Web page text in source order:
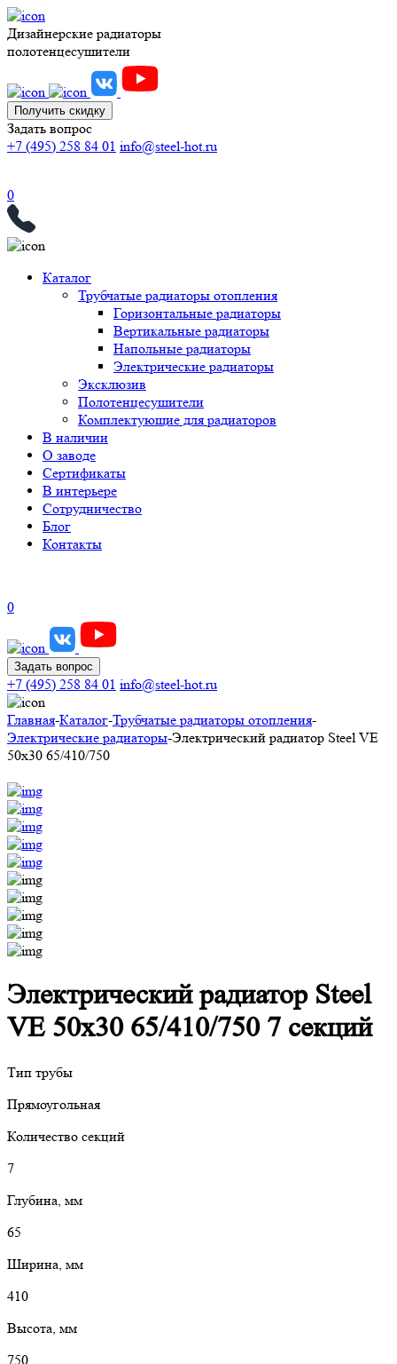
Дизайнерские радиаторы
полотенцесушители
Получить скидку
Задать вопрос
+7 (495) 258 84 01 info@steel-hot.ru
0
Каталог
Трубчатые радиаторы отопления
Горизонтальные радиаторы
Вертикальные радиаторы
Напольные радиаторы
Электрические радиаторы
Эксклюзив
Полотенцесушители
Комплектующие для радиаторов
В наличии
О заводе
Сертификаты
В интерьере
Сотрудничество
Блог
Контакты
0
Задать вопрос
+7 (495) 258 84 01 info@steel-hot.ru
Главная-Каталог-Трубчатые радиаторы отопления-
Электрические радиаторы-Электрический радиатор Steel VE
50х30 65/410/750
Электрический радиатор Steel
VE 50х30 65/410/750 7 секций
Тип трубы
Прямоугольная
Количество секций
7
Глубина, мм
65
Ширина, мм
410
Высота, мм
750